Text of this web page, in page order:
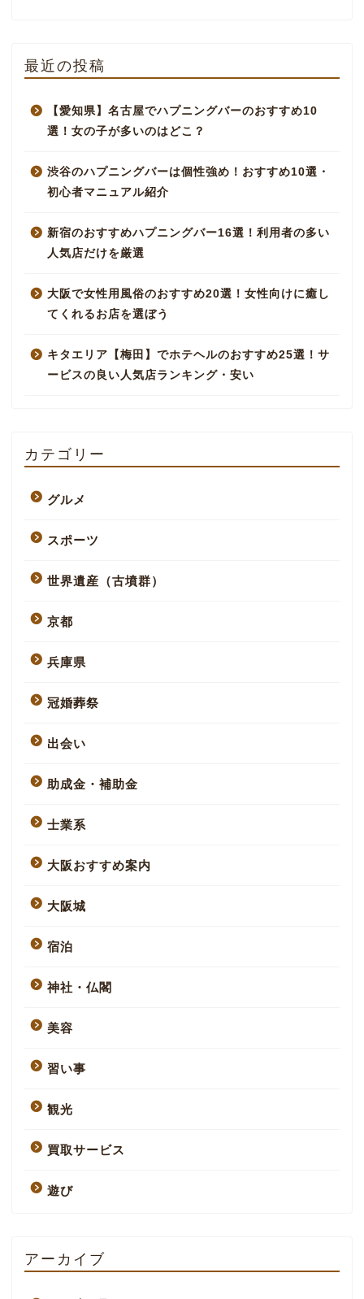
最近の投稿
【愛知県】名古屋でハプニングバーのおすすめ10
選！女の子が多いのはどこ？
渋谷のハプニングバーは個性強め！おすすめ10選・
初心者マニュアル紹介
新宿のおすすめハプニングバー16選！利用者の多い
人気店だけを厳選
大阪で女性用風俗のおすすめ20選！女性向けに癒し
てくれるお店を選ぼう
キタエリア【梅田】でホテヘルのおすすめ25選！サ
ービスの良い人気店ランキング・安い
カテゴリー
グルメ
スポーツ
世界遺産（古墳群）
京都
兵庫県
冠婚葬祭
出会い
助成金・補助金
士業系
大阪おすすめ案内
大阪城
宿泊
神社・仏閣
美容
習い事
観光
買取サービス
遊び
アーカイブ